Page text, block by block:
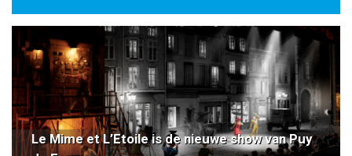
Le Mime et L’Etoile is de nieuwe show van Puy